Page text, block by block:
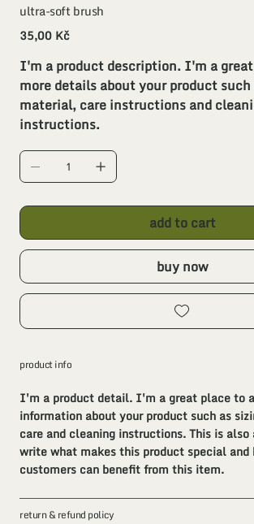
ultra-soft brush
Cena
35,00 Kč
I'm a product description. I'm a
more details about your product
material, care instructions and
instructions.
add to cart
buy now
product info
I'm a product detail. I'm a great place to
information about your product such as
care and cleaning instructions. This is
write what makes this product special and
customers can benefit from this item.
return & refund policy